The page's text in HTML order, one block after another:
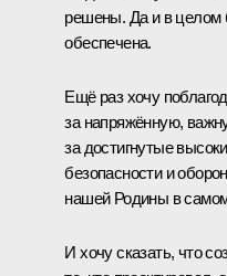
решены. Да и в целом
обеспечена.
Ещё раз хочу
за напряжённую,
за достигнутые
безопасности и
нашей Родины в
И хочу сказать, что